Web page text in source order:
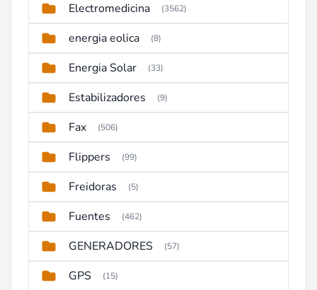
Electromedicina (3562)
energia eolica (8)
Energia Solar (33)
Estabilizadores (9)
Fax (506)
Flippers (99)
Freidoras (5)
Fuentes (462)
GENERADORES (57)
GPS (15)